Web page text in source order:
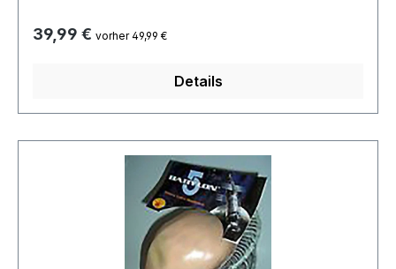
Regulärer Preis:
39,99 € vorher 49,99 €
Details